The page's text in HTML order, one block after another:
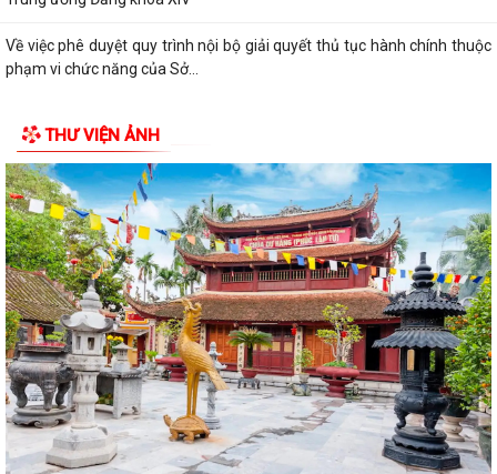
Quyết định Về việc kiện toàn Ban chỉ đạo áp dụng, duy trì, cải tiến và
công bố Hệ thống quản lý...
BỆNH BINH VÀ NGƯỜI CÓ CÔNG VỚI CÁCH MẠNG
Về việc công khai danh mục thủ tục hành chính bị bãi bỏ thuộc phạm vi
chức năng của Sở Nông nghiệp...
THẮP SÁNG NGỌN NẾN TRI ÂN – XÃ BÌNH GIANG LAN TỎA ĐẠO LÝ
"UỐNG NƯỚC NHỚ NGUỒN"
Tìm hiểu Luật số 132/2025/QH15 sửa đổi, bổ sung một số điều của
Luật Phòng, chống tham nhũng, có...
XÃ BÌNH GIANG TỔ CHỨC KỲ HỌP THỨ BA (KỲ HỌP THƯỜNG LỆ GIỮA
NĂM) HĐND XÃ BÌNH GIANG KHÓA II, NHIỆM...
Về việc công khai thủ tục hành chính nội bộ ban hành mới lĩnh vực điện
THƯ VIỆN ẢNH